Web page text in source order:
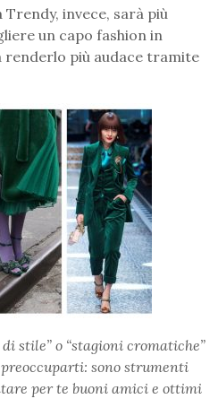
invece, sarà più
un capo fashion in
renderlo più audace tramite
stile” o “stagioni cromatiche”
sono strumenti
per te buoni amici e ottimi